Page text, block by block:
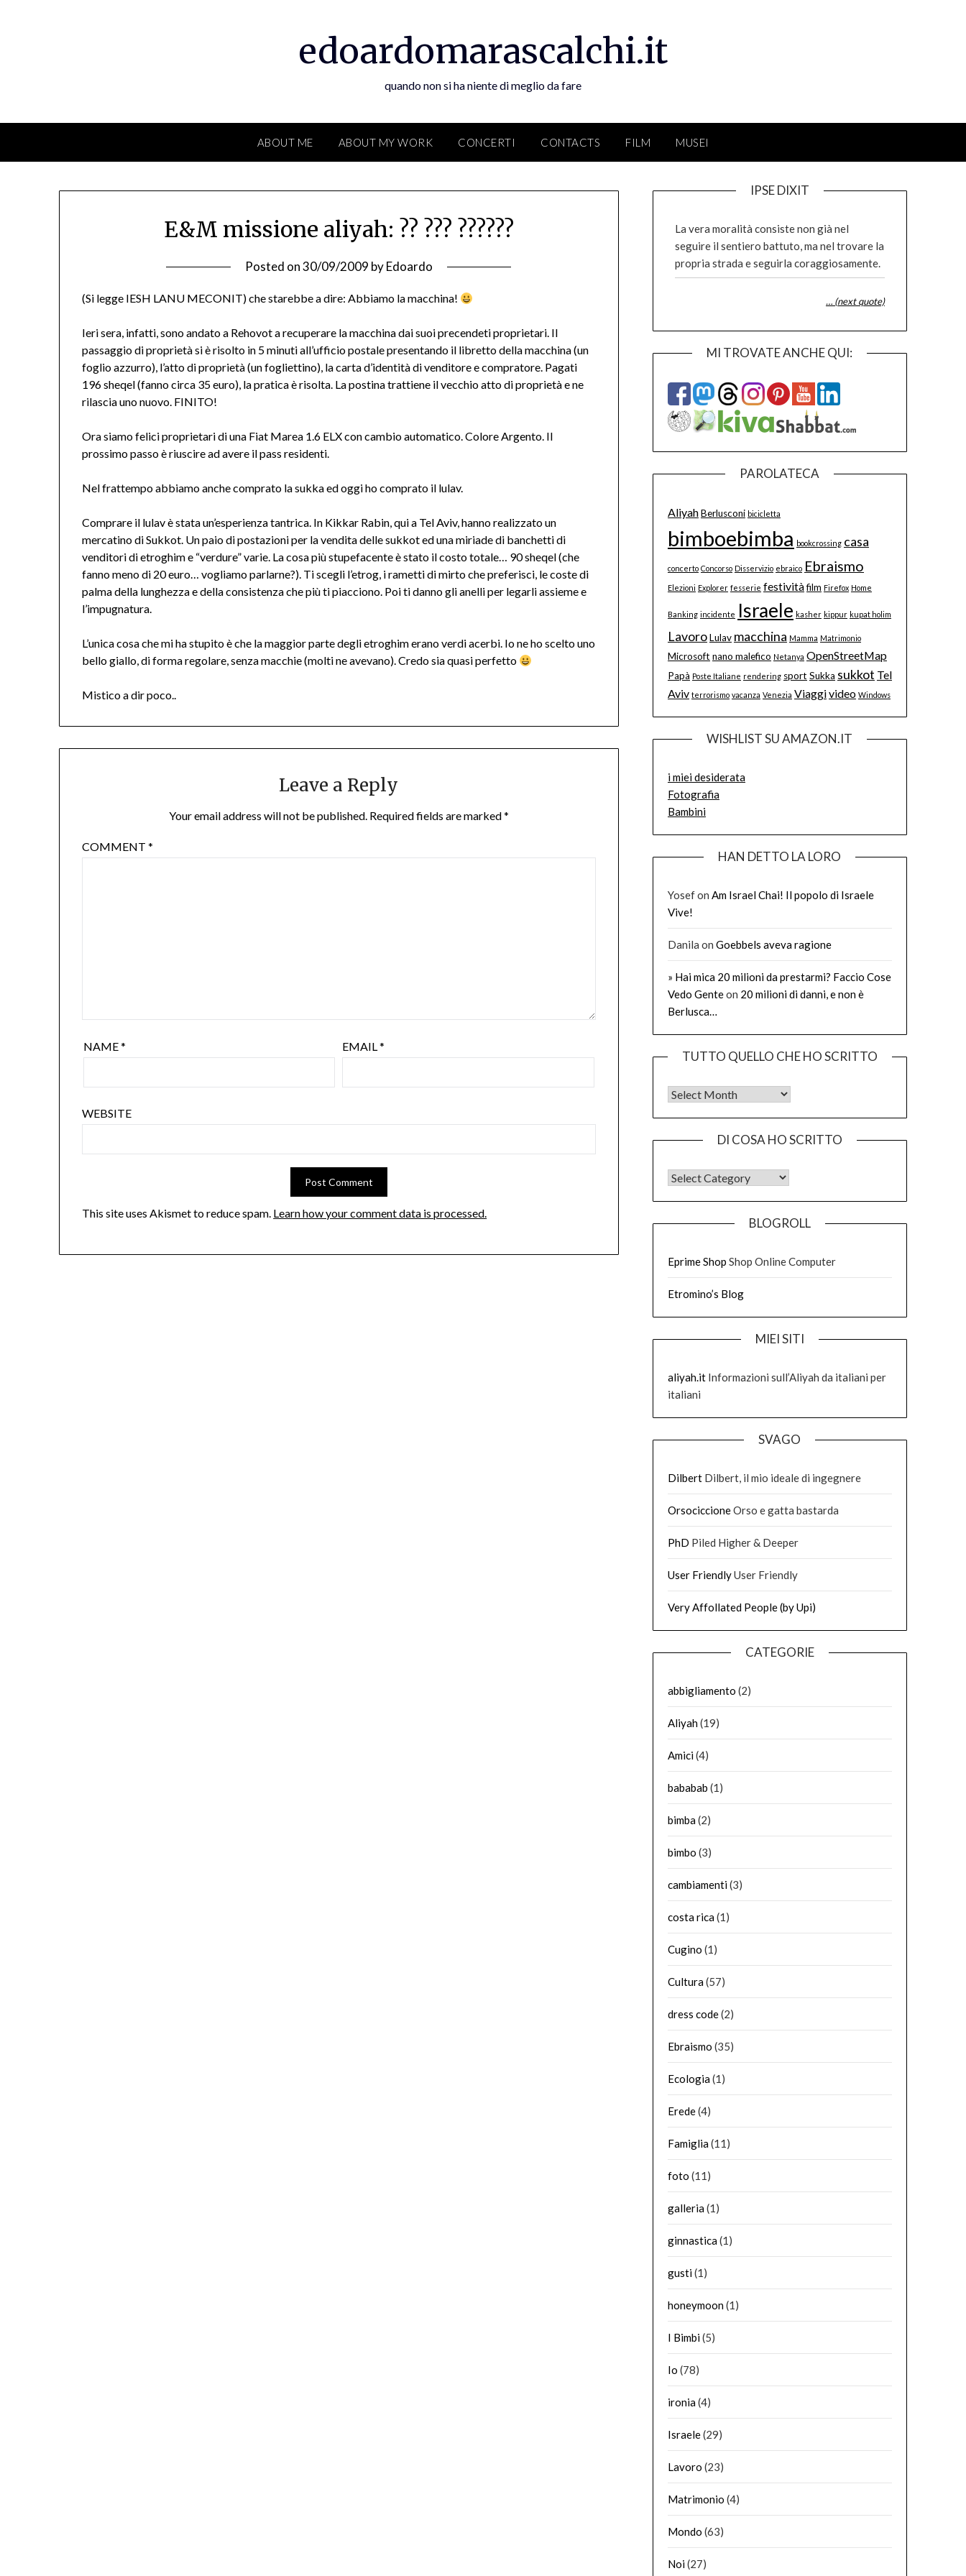
edoardomarascalchi.it
quando non si ha niente di meglio da fare
ABOUT ME ABOUT MY WORK CONCERTI CONTACTS FILM MUSEI
E&M missione aliyah: ?? ??? ??????
Posted on30/09/2009 byEdoardo
(Si legge IESH LANU MECONIT) che starebbe a dire: Abbiamo la macchina!
Ieri sera, infatti, sono andato a Rehovot a recuperare la macchina dai suoi precendeti proprietari. Il
passaggio di proprietà si è risolto in 5 minuti all’ufficio postale presentando il libretto della macchina (un
foglio azzurro), l’atto di proprietà (un fogliettino), la carta d’identità di venditore e compratore. Pagati
196 sheqel (fanno circa 35 euro), la pratica è risolta. La postina trattiene il vecchio atto di proprietà e ne
rilascia uno nuovo. FINITO!
Ora siamo felici proprietari di una Fiat Marea 1.6 ELX con cambio automatico. Colore Argento. Il
prossimo passo è riuscire ad avere il pass residenti.
Nel frattempo abbiamo anche comprato la sukka ed oggi ho comprato il lulav.
Comprare il lulav è stata un’esperienza tantrica. In Kikkar Rabin, qui a Tel Aviv, hanno realizzato un
mercatino di Sukkot. Un paio di postazioni per la vendita delle sukkot ed una miriade di banchetti di
venditori di etroghim e “verdure” varie. La cosa più stupefacente è stato il costo totale… 90 sheqel (che
fanno meno di 20 euro… vogliamo parlarne?). Ti scegli l’etrog, i rametti di mirto che preferisci, le coste di
palma della lunghezza e della consistenza che più ti piacciono. Poi ti danno gli anelli per legarli assieme e
l’impugnatura.
L’unica cosa che mi ha stupito è che la maggior parte degli etroghim erano verdi acerbi. Io ne ho scelto uno
bello giallo, di forma regolare, senza macchie (molti ne avevano). Credo sia quasi perfetto
Mistico a dir poco..
Leave a Reply
Your email address will not be published. Required fields are marked*
COMMENT*
NAME* EMAIL*
WEBSITE
This site uses Akismet to reduce spam. Learn how your comment data is processed.
IPSE DIXIT
La vera moralità consiste non già nel
seguire il sentiero battuto, ma nel trovare la
propria strada e seguirla coraggiosamente.
… (next quote)
MI TROVATE ANCHE QUI:
PAROLATECA
AliyahBerlusconi bicicletta
bimboebimba bookcrossing casa
concerto Concorso Disservizio ebraico Ebraismo
Elezioni Explorer fesserie festivitàfilm Firefox Home
Banking incidente Israele kasher kippur kupat holim
LavoroLulav macchina Mamma Matrimonio
Microsoft nano malefico Netanya OpenStreetMap
Papà Poste Italiane rendering sport Sukka sukkot Tel
Aviv terrorismo vacanza Venezia Viaggivideo Windows
WISHLIST SU AMAZON.IT
i miei desiderata
Fotografia
Bambini
HAN DETTO LA LORO
Yosefon Am Israel Chai! Il popolo di Israele
Vive!
Danila on Goebbels aveva ragione
» Hai mica 20 milioni da prestarmi? Faccio Cose
Vedo Genteon 20 milioni di danni, e non è
Berlusca…
TUTTO QUELLO CHE HO SCRITTO
Tutto quello che ho scritto
DI COSA HO SCRITTO
DI COSA HO SCRITTO
BLOGROLL
Eprime Shop Shop Online Computer
Etromino’s Blog
MIEI SITI
aliyah.itInformazioni sull’Aliyah da italiani per
italiani
SVAGO
DilbertDilbert, il mio ideale di ingegnere
OrsociccioneOrso e gatta bastarda
PhD Piled Higher & Deeper
User FriendlyUser Friendly
Very Affollated People (by Upi)
CATEGORIE
abbigliamento (2)
Aliyah(19)
Amici(4)
bababab (1)
bimba(2)
bimbo (3)
cambiamenti(3)
costa rica(1)
Cugino (1)
Cultura(57)
dress code(2)
Ebraismo (35)
Ecologia(1)
Erede(4)
Famiglia(11)
foto (11)
galleria(1)
ginnastica(1)
gusti(1)
honeymoon(1)
I Bimbi(5)
Io (78)
ironia(4)
Israele(29)
Lavoro (23)
Matrimonio (4)
Mondo (63)
Noi(27)